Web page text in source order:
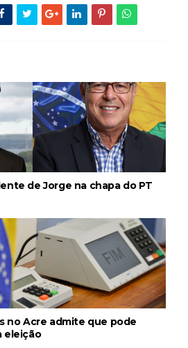
de Jorge na chapa do PT
no Acre admite que pode
eleição